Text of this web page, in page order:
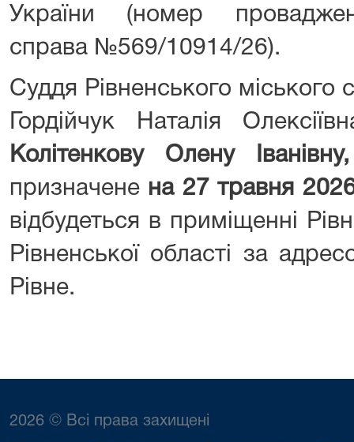
України (номер
справа №569/10914/26).
Суддя Рівненського міського
Гордійчук Наталія
КолітенковуОлену Іванівну,
призначене на 27 травня
відбудеться в приміщенні
Рівненської області за
Рівне.
2026 © Всі права захищені